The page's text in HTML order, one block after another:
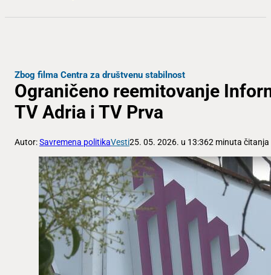
Zbog filma Centra za društvenu stabilnost
Ograničeno reemitovanje
TV Adria i TV Prva
Autor:Savremena politikaVesti25. 05. 2026. u 13:362 minuta čitanja